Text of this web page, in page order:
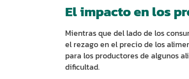
El impacto en los
Mientras que del lado de los
el rezago en el precio de los
para los productores de algunos
dificultad.